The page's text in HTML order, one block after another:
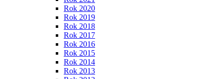
Rok 2020
Rok 2019
Rok 2018
Rok 2017
Rok 2016
Rok 2015
Rok 2014
Rok 2013